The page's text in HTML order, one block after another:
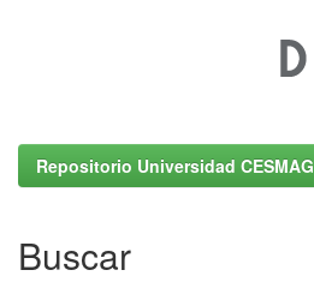
Repositorio Universidad CESMAG
Buscar